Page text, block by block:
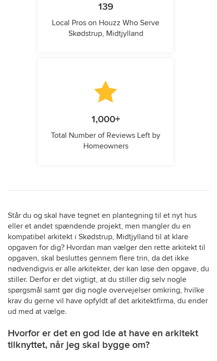
139
Local Pros on Houzz Who Serve
Skødstrup, Midtjylland
1,000+
Total Number of Reviews Left by
Homeowners
Står du og skal have tegnet en plantegning til et nyt hus
eller et andet spændende projekt, men mangler du en
kompatibel arkitekt i Skødstrup, Midtjylland til at klare
opgaven for dig? Hvordan man vælger den rette arkitekt til
opgaven, skal besluttes gennem flere trin, da det ikke
nødvendigvis er alle arkitekter, der kan løse den opgave, du
stiller. Derfor er det vigtigt, at du stiller dig selv nogle
spørgsmål samt gør dig nogle overvejelser omkring, hvilke
krav du gerne vil have opfyldt af det arkitektfirma, du ender
ud med at vælge.
Hvorfor er det en god ide at have en arkitekt
tilknyttet, når jeg skal bygge om?